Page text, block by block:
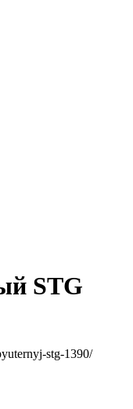
STG
stg-1390/